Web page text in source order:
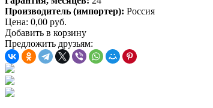
Производитель (импортер): Россия
Цена: 0,00 руб.
Добавить в корзину
Предложить друзьям: